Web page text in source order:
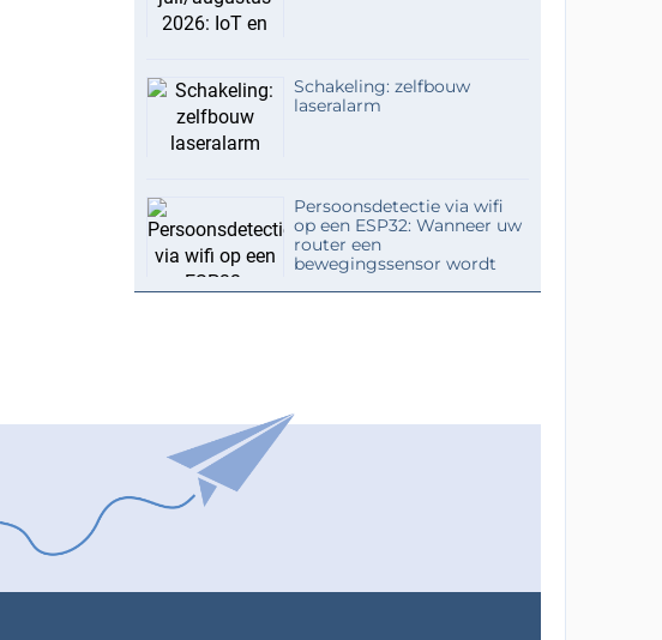
Schakeling: zelfbouw
laseralarm
Persoonsdetectie via wifi
op een ESP32: Wanneer uw
router een
bewegingssensor wordt